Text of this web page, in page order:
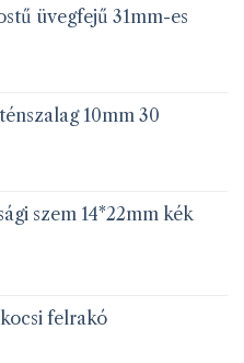
42 Ftüvegfejű 31mm-es
10mm 30
szem 14*22mm kék
felrakó